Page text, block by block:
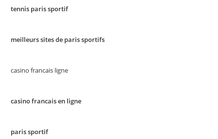
tennis paris sportif
meilleurs sites de paris sportifs
casino francais ligne
casino francais en ligne
paris sportif